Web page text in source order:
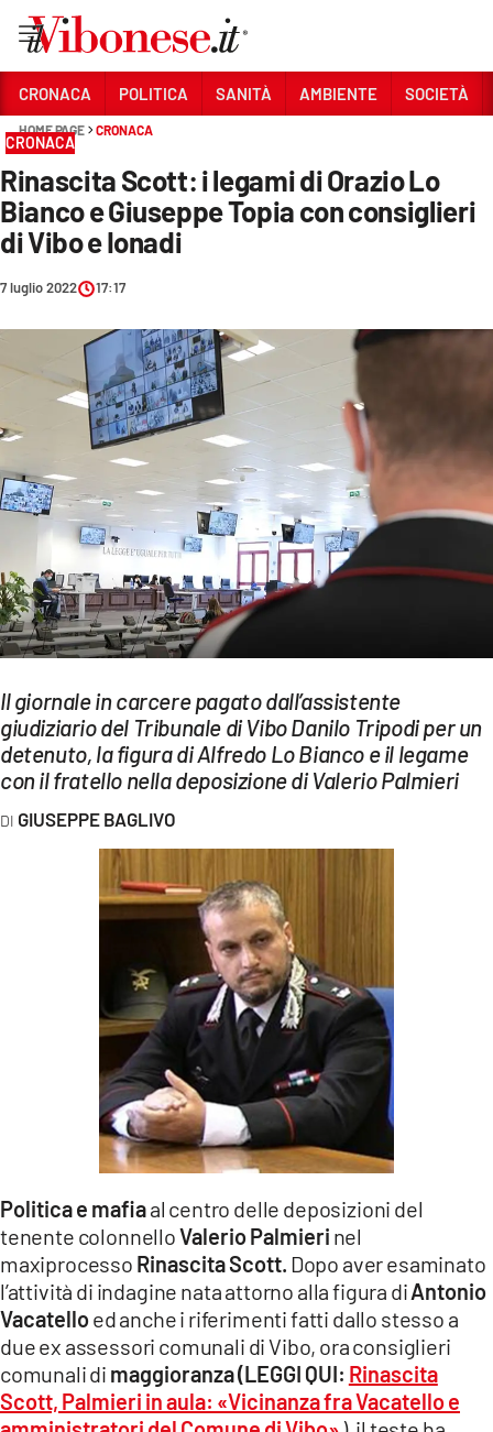
Sezioni
CRONACA
POLITICA
SOCIETÀ
CULTURA
ECONOMIA E LAVORO
EVENTI
Streaming
LAC TV
LAC NETWORK
LAC ONAIR
LaC
Network
LACPLAY.IT
LACITYMAG.IT
COSENZACHANNEL.IT
ILVIBONESE.IT
CATANZAROCHANNEL.IT
LACAPITALENEWS.IT
App
ANDROID
APPLE
CRONACA POLITICA SANITÀ AMBIENTE SOCIETÀ
HOME PAGE CRONACA
CRONACA
Rinascita Scott: i legami di Orazio Lo
Bianco e Giuseppe Topia con consiglieri
di Vibo e Ionadi
7 luglio 2022 17:17
Il giornale in carcere pagato dall’assistente
giudiziario del Tribunale di Vibo Danilo Tripodi per un
detenuto, la figura di Alfredo Lo Bianco e il legame
con il fratello nella deposizione di Valerio Palmieri
GIUSEPPE BAGLIVO
Politica e mafiaal centro delle deposizioni del
tenente colonnelloValerio Palmieri nel
maxiprocesso Rinascita Scott. Dopo aver esaminato
l’attività di indagine nata attorno alla figura diAntonio
Vacatelloed anche i riferimenti fatti dallo stesso a
due ex assessori comunali di Vibo, ora consiglieri
comunali di maggioranza (LEGGI QUI: Rinascita
Scott, Palmieri in aula: «Vicinanza fra Vacatello e